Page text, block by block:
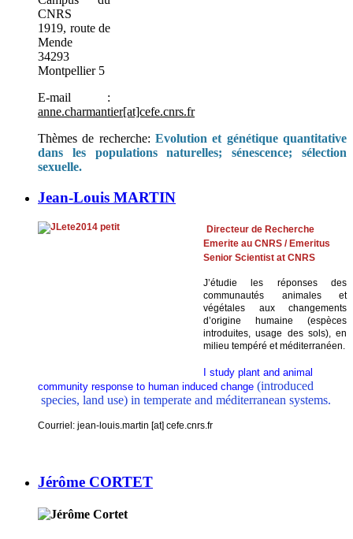
CNRS
1919, route de
Mende
34293
Montpellier 5
E-mail :
anne.charmantier[at]cefe.cnrs.fr
Thèmes de recherche: Evolution et génétique quantitative
dans les populations naturelles; sénescence; sélection
sexuelle.
Jean-Louis MARTIN
Directeur de Recherche
Emerite au CNRS / Emeritus
Senior Scientist at CNRS
J’étudie les réponses des
communautés animales et
végétales aux changements
d’origine humaine (espèces
introduites, usage des sols), en
milieu tempéré et méditerranéen.
I study plant and animal
community response to human induced change (introduced
species, land use) in temperate and méditerranean systems.
Courriel: jean-louis.martin [at] cefe.cnrs.fr
Jérôme CORTET